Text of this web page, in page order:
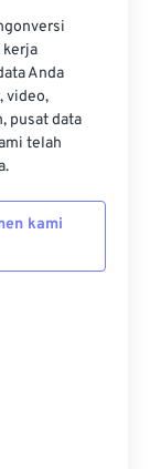
kerja
Anda
video,
pusat data
telah
kami